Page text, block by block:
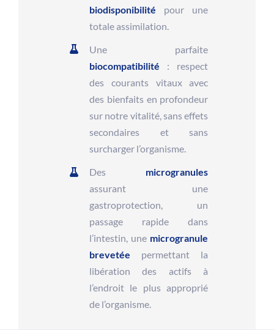
biodisponibilité pour une
totale assimilation.
Une parfaite
biocompatibilité : respect
des courants vitaux avec
des bienfaits en profondeur
sur notre vitalité, sans effets
secondaires et sans
surcharger l’organisme.
Des microgranules
assurant une
gastroprotection, un
passage rapide dans
l’intestin, une microgranule
brevetée permettant la
libération des actifs à
l’endroit le plus approprié
de l’organisme.